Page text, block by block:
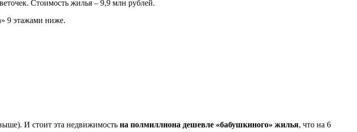
Стоимость жилья – 9,9 млн рублей.
9 этажами ниже.
И стоит эта недвижимость на полмиллиона дешевле «бабушкиного» жилья, что на 6